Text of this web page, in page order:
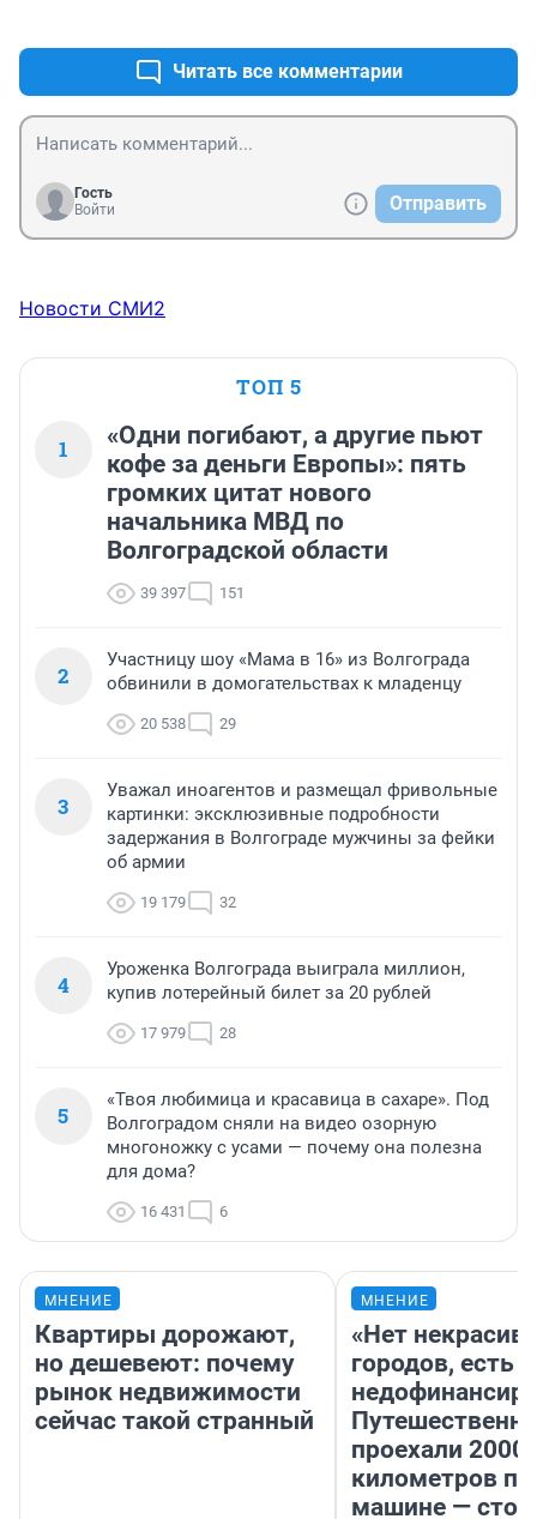
Читать все комментарии
Гость
Войти
Отправить
Новости СМИ2
ТОП 5
1
«Одни погибают, а другие пьют
кофе за деньги Европы»: пять
громких цитат нового
начальника МВД по
Волгоградской области
39 397 151
2
Участницу шоу «Мама в 16» из Волгограда
обвинили в домогательствах к младенцу
20 538 29
3
Уважал иноагентов и размещал фривольные
картинки: эксклюзивные подробности
задержания в Волгограде мужчины за фейки
об армии
19 179 32
4
Уроженка Волгограда выиграла миллион,
купив лотерейный билет за 20 рублей
17 979 28
5
«Твоя любимица и красавица в сахаре». Под
Волгоградом сняли на видео озорную
многоножку с усами — почему она полезна
для дома?
16 431 6
МНЕНИЕ
Квартиры дорожают,
но дешевеют: почему
рынок недвижимости
сейчас такой странный
МНЕНИЕ
«Нет
городов, есть
проехали 2000
километров по
машине —